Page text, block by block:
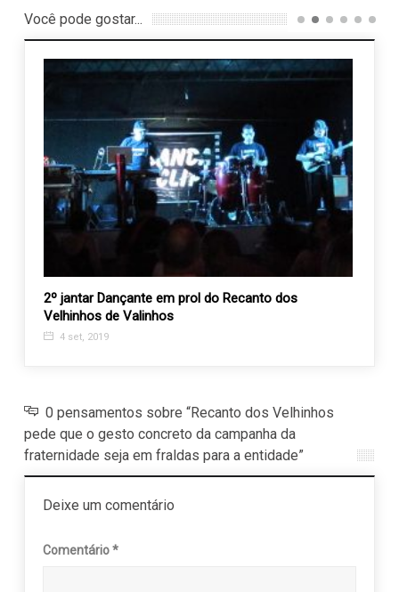
Você pode gostar...
2º jantar Dançante em prol do Recanto dos
Velhinhos de Valinhos
4 set, 2019
0 pensamentos sobre “Recanto dos Velhinhos
pede que o gesto concreto da campanha da
fraternidade seja em fraldas para a entidade”
Deixe um comentário
Comentário*